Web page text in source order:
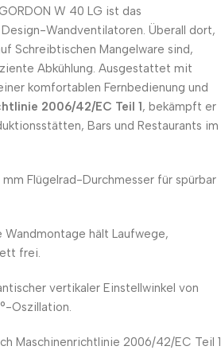
W 40 LG ist das
Wandventilatoren. Überall dort,
Schreibtischen Mangelware sind,
Abkühlung. Ausgestattet mit
komfortablen Fernbedienung und
2006/42/EC Teil 1, bekämpft er
Bars und Restaurants im
Flügelrad-Durchmesser für spürbar
Wandmontage hält Laufwege,
frei.
vertikaler Einstellwinkel von
Oszillation.
Maschinenrichtlinie 2006/42/EC Teil 1